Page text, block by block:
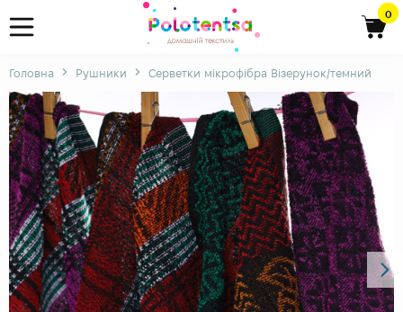
0
Головна Рушники Серветки мікрофібра Візерунок/темний